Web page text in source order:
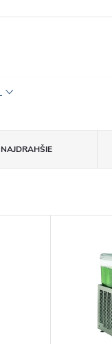
NAJDRAHŠIE